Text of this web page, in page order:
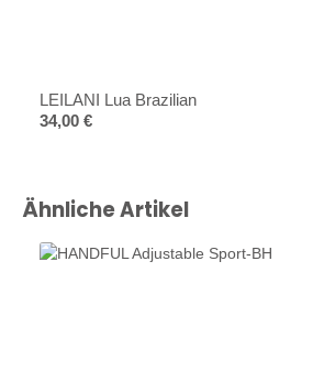
LEILANI Lua Brazilian
Regulärer Preis:
34,00 €
Produktgalerie überspringen
Ähnliche Artikel